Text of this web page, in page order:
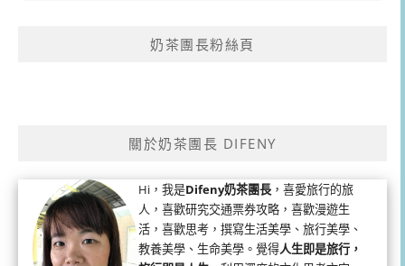
奶茶團長粉絲頁
關於奶茶團長 DIFENY
Hi，我是Difeny奶茶團長 ，喜愛旅行的旅
人，喜歡研究交通票券攻略，喜歡漫遊生
活，喜歡思考，撰寫生活美學、旅行美學、
教養美學、生命美學。覺得人生即是旅行，